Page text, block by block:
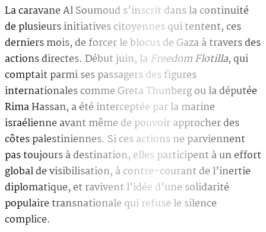
La caravane Al Soumoud s’inscrit dans la continuité
de plusieurs initiatives citoyennes qui tentent, ces
derniers mois, de forcer le blocus de Gaza à travers des
actions directes. Début juin, la Freedom Flotilla, qui
comptait parmi ses passagers des figures
internationales comme Greta Thunberg ou la députée
Rima Hassan, a été interceptée par la marine
israélienne avant même de pouvoir approcher des
côtes palestiniennes. Si ces actions ne parviennent
pas toujours à destination, elles participent à un effort
global de visibilisation, à contre-courant de l’inertie
diplomatique, et ravivent l’idée d’une solidarité
populaire transnationale qui refuse le silence
complice.